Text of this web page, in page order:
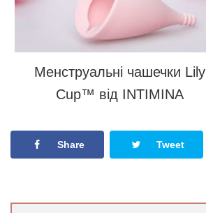
Менструальні чашечки Lily
Cup™ від INTIMINA
Share Tweet